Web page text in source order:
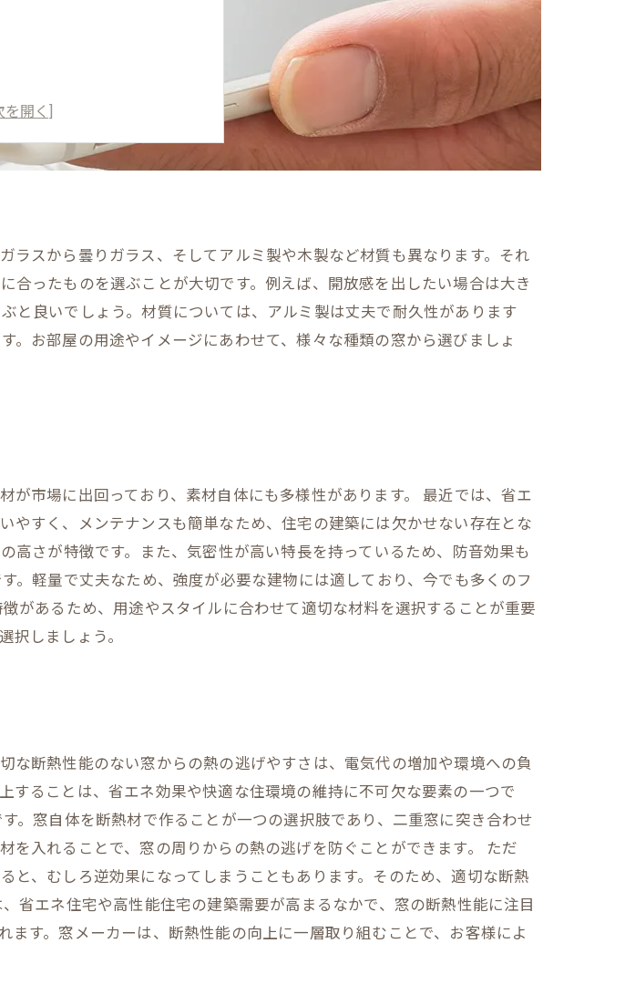
スから曇りガラス、そしてアルミ製や木製など材質も異なります。それ
ったものを選ぶことが大切です。例えば、開放感を出したい場合は大き
と良いでしょう。材質については、アルミ製は丈夫で耐久性があります
お部屋の用途やイメージにあわせて、様々な種類の窓から選びましょ
市場に出回っており、素材自体にも多様性があります。 最近では、省エ
やすく、メンテナンスも簡単なため、住宅の建築には欠かせない存在とな
高さが特徴です。また、気密性が高い特長を持っているため、防音効果も
。軽量で丈夫なため、強度が必要な建物には適しており、今でも多くのフ
があるため、用途やスタイルに合わせて適切な材料を選択することが重要
択しましょう。
な断熱性能のない窓からの熱の逃げやすさは、電気代の増加や環境への負
ることは、省エネ効果や快適な住環境の維持に不可欠な要素の一つで
。窓自体を断熱材で作ることが一つの選択肢であり、二重窓に突き合わせ
入れることで、窓の周りからの熱の逃げを防ぐことができます。 ただ
と、むしろ逆効果になってしまうこともあります。そのため、適切な断熱
省エネ住宅や高性能住宅の建築需要が高まるなかで、窓の断熱性能に注目
す。窓メーカーは、断熱性能の向上に一層取り組むことで、お客様によ